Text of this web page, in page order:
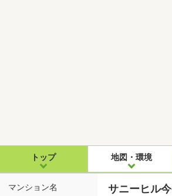
トップ 地図・環境
マンション名 サニーヒル